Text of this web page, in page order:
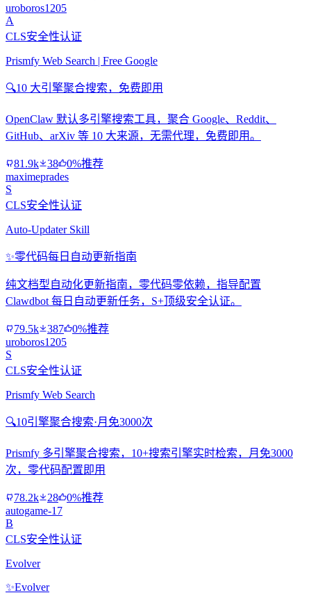
uroboros1205
A
CLS安全性认证
Prismfy Web Search | Free Google
🔍10 大引擎聚合搜索，免费即用
OpenClaw 默认多引擎搜索工具，聚合 Google、Reddit、
GitHub、arXiv 等 10 大来源，无需代理，免费即用。
81.9k 38
0%推荐
maximeprades
S
CLS安全性认证
Auto-Updater Skill
✨零代码每日自动更新指南
纯文档型自动化更新指南，零代码零依赖，指导配置
Clawdbot 每日自动更新任务，S+顶级安全认证。
79.5k 387
0%推荐
uroboros1205
S
CLS安全性认证
Prismfy Web Search
🔍10引擎聚合搜索·月免3000次
Prismfy 多引擎聚合搜索，10+搜索引擎实时检索，月免3000
次，零代码配置即用
78.2k 28
0%推荐
autogame-17
B
CLS安全性认证
Evolver
✨Evolver